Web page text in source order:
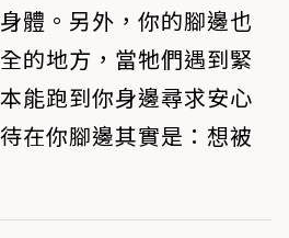
體。另外，你的腳邊也
的地方，當牠們遇到緊
能跑到你身邊尋求安心
在你腳邊其實是：想被